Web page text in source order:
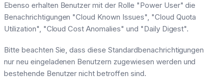
Ebenso erhalten Benutzer mit der Rolle "Power User" die
Benachrichtigungen "Cloud Known Issues", "Cloud Quota
Utilization", "Cloud Cost Anomalies" und "Daily Digest".
Bitte beachten Sie, dass diese Standardbenachrichtigungen
nur neu eingeladenen Benutzern zugewiesen werden und
bestehende Benutzer nicht betroffen sind.